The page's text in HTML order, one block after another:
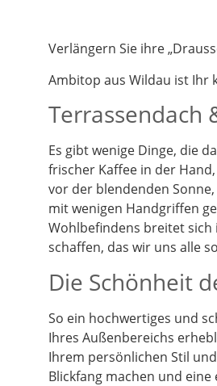
Verlängern Sie ihre
Ambitop aus Wildau ist Ihr
Terrassendach
Es gibt wenige Dinge, die
frischer Kaffee in der
vor der blendenden
mit wenigen Handgriffen
Wohlbefindens breitet sich
schaffen, das wir uns alle
Die Schönheit
So ein hochwertiges und
Ihres Außenbereichs
Ihrem persönlichen Stil
Blickfang machen und